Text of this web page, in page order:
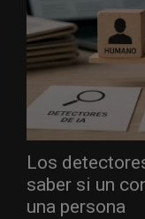
Los
saber si un
una persona